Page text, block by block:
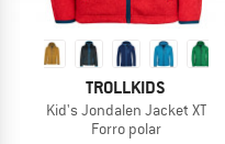
TROLLKIDS
Kid's Jondalen Jacket XT
Forro polar